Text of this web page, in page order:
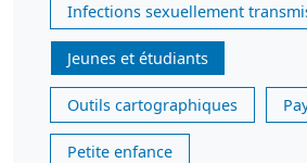
Infections sexuellement
Jeunes et étudiants
Outils cartographiques
Petite enfance